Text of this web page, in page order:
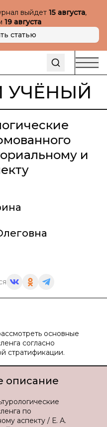
выйдет 15 августа,
19 августа
статью
УЧЁНЫЙ
и
основные
согласно
стратификации.
описание
по
аспекту / Е. А.